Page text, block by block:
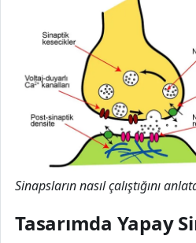
Sinapsların nasıl çalıştığını
Tasarımda Yapay